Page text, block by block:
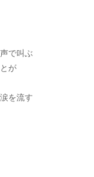
で叫ぶ
が
を流す